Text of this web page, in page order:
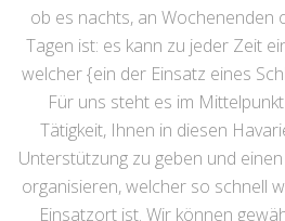
ob es nachts, an Wochenenden
Tagen ist: es kann zu jeder Zeit
welcher {ein der Einsatz eines
Für uns steht es im
Tätigkeit, Ihnen in diesen
Unterstützung zu geben und
organisieren, welcher so schnell
Einsatzort ist. Wir können